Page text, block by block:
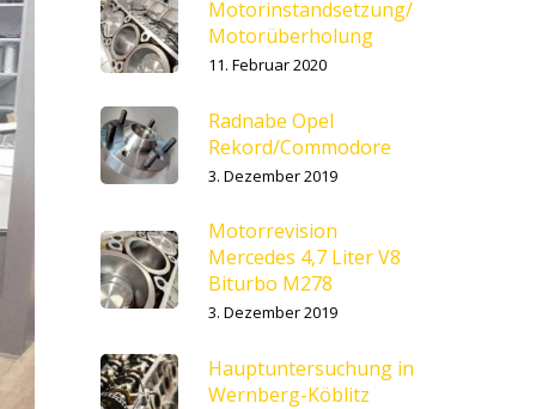
Motorinstandsetzung/
Motorüberholung
11. Februar 2020
Radnabe Opel
Rekord/Commodore
3. Dezember 2019
Motorrevision
Mercedes 4,7 Liter V8
Biturbo M278
3. Dezember 2019
Hauptuntersuchung in
Wernberg-Köblitz